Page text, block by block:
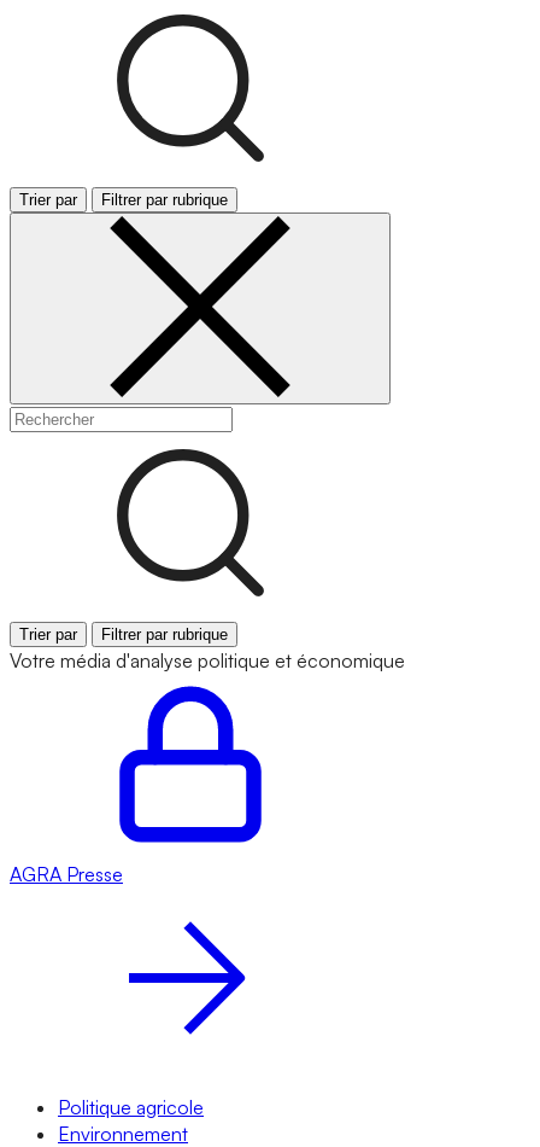
Trier par Filtrer par rubrique
Trier par Filtrer par rubrique
Votre média d'analyse politique et économique
AGRA Presse
Politique agricole
Environnement